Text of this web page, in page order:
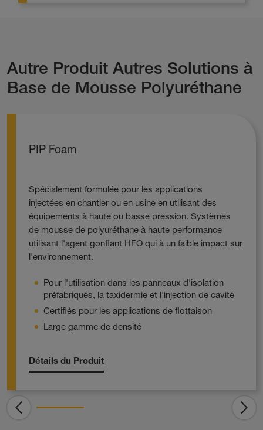
Autre Produit Autres Solutions à
Base de Mousse Polyuréthane
PIP Foam
Spécialement formulée pour les applications
injectées en chantier ou en usine en utilisant des
équipements à haute ou basse pression. Systèmes
de mousse de polyuréthane à haute performance
utilisant l'agent gonflant HFO qui à un faible impact sur
l'environnement.
Pour l'utilisation dans les panneaux d'isolation
préfabriqués, la taxidermie et l'injection de cavité
Certifiés pour les applications de flottaison
Large gamme de densité
Détails du Produit